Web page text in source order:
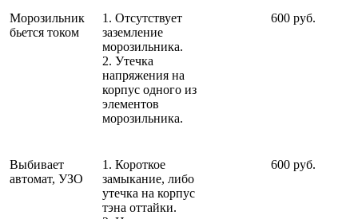
Морозильник
бьется током
1. Отсутствует
заземление
морозильника.
2. Утечка
напряжения на
корпус одного из
элементов
морозильника.
600 руб.
Выбивает
автомат, УЗО
1. Короткое
замыкание, либо
утечка на корпус
тэна оттайки.
600 руб.